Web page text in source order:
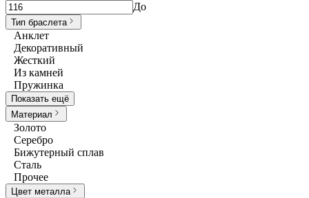
До
Тип браслета
Анклет
Декоративный
Жесткий
Из камней
Пружинка
Показать ещё
Материал
Золото
Серебро
Бижутерный сплав
Сталь
Прочее
Цвет металла